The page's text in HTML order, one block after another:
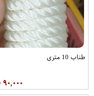
طناب 10 متری
۹۰,۰۰۰